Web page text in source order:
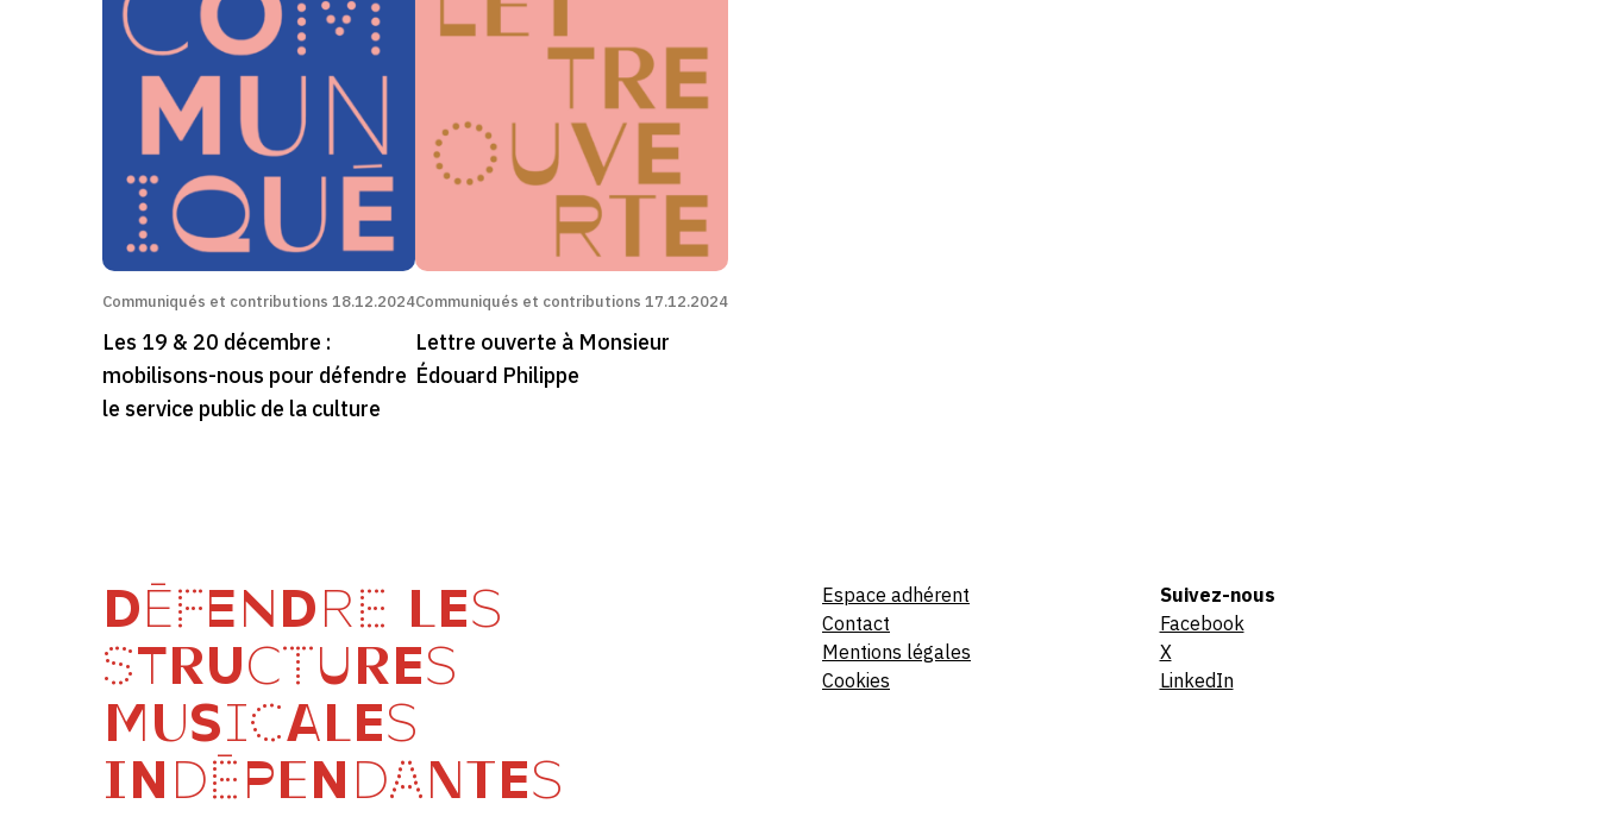
Communiqués et contributions 18.12.2024
Les 19 & 20 décembre :
mobilisons-nous pour défendre
le service public de la culture
Communiqués et contributions 17.12.2024
Lettre ouverte à Monsieur
Édouard Philippe
DÉFENDRE LES
STRUCTURES
MUSICALES
INDÉPENDANTES
Espace adhérent
Contact
Mentions légales
Cookies
Suivez-nous
Facebook
X
LinkedIn